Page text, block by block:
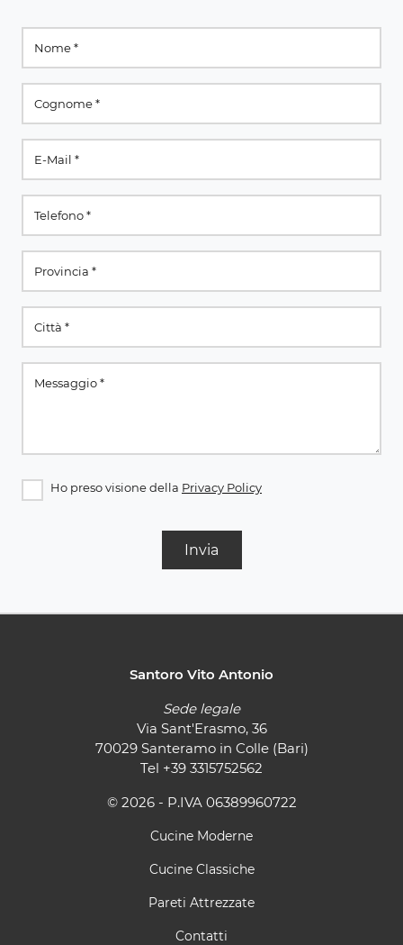
Ho preso visione della Privacy Policy
Invia
Santoro Vito Antonio
Sede legale
Via Sant'Erasmo, 36
70029 Santeramo in Colle (Bari)
Tel +39 3315752562
© 2026 - P.IVA 06389960722
Cucine Moderne
Cucine Classiche
Pareti Attrezzate
Contatti